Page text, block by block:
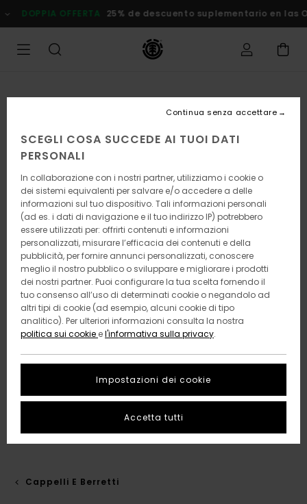
alle
informazioni
prodotto
DOPPIA OFFERTA 25% de descuento suplementario en las
Cappelli E Berretti
SCEGLI COSA SUCCEDE AI TUOI DATI
PERSONALI
In collaborazione con i nostri partner, utilizziamo i cookie o
dei sistemi equivalenti per salvare e/o accedere a delle
informazioni sul tuo dispositivo. Tali informazioni personali
(ad es. i dati di navigazione e il tuo indirizzo IP) potrebbero
essere utilizzati per: offrirti contenuti e informazioni
personalizzati, misurare l’efficacia dei contenuti e della
pubblicità, per fornire annunci personalizzati, conoscere
meglio il nostro pubblico o sviluppare e migliorare i prodotti
dei nostri partner. Puoi configurare la tua scelta fornendo il
tuo consenso all’uso di determinati cookie o negandolo ad
altri tipi di cookie (ad esempio, alcuni cookie di tipo
analitico). Per ulteriori informazioni consulta la nostra
politica sui cookie el'informativa sulla privacy.
Impostazioni dei cookie
Continua senza accettare
Accetta tutti